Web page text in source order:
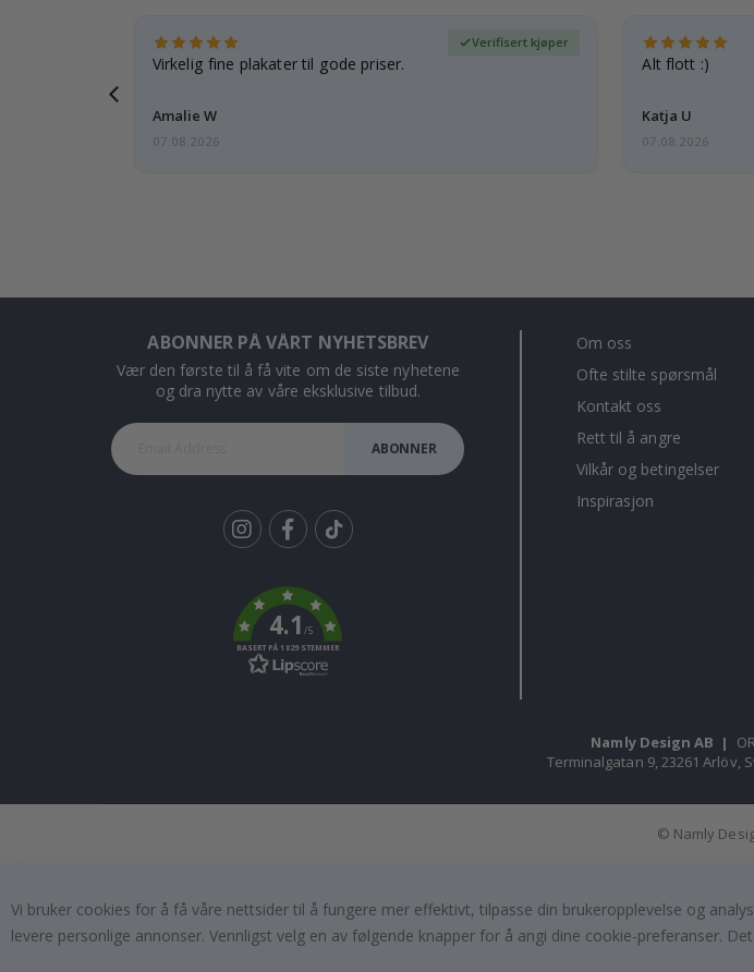
Virkelig fine plakater til gode priser.
Amalie W
Verifisert kjøper
07.08.2026
Alt flott :)
Katja U
07.08.2026
ABONNER PÅ VÅRT NYHETSBREV
Vær den første til å få vite om de siste nyhetene
og dra nytte av våre eksklusive tilbud.
ABONNER
k
4.1/5
BASERT PÅ 1029 STEMMER
Om oss
Ofte stilte spørsmål
Kontakt oss
Rett til å angre
Vilkår og betingelser
Inspirasjon
Namly Design AB |
Terminalgatan 9, 23261 Arlöv,
© Namly
Vi bruker cookies for å få våre nettsider til å fungere mer effektivt, tilpasse din brukeropplevelse og
levere personlige annonser. Vennligst velg en av følgende knapper for å angi dine cookie-preferanser.